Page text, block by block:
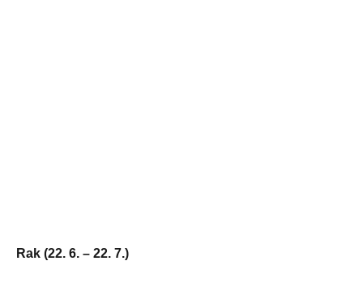
Rak (22. 6. – 22. 7.)